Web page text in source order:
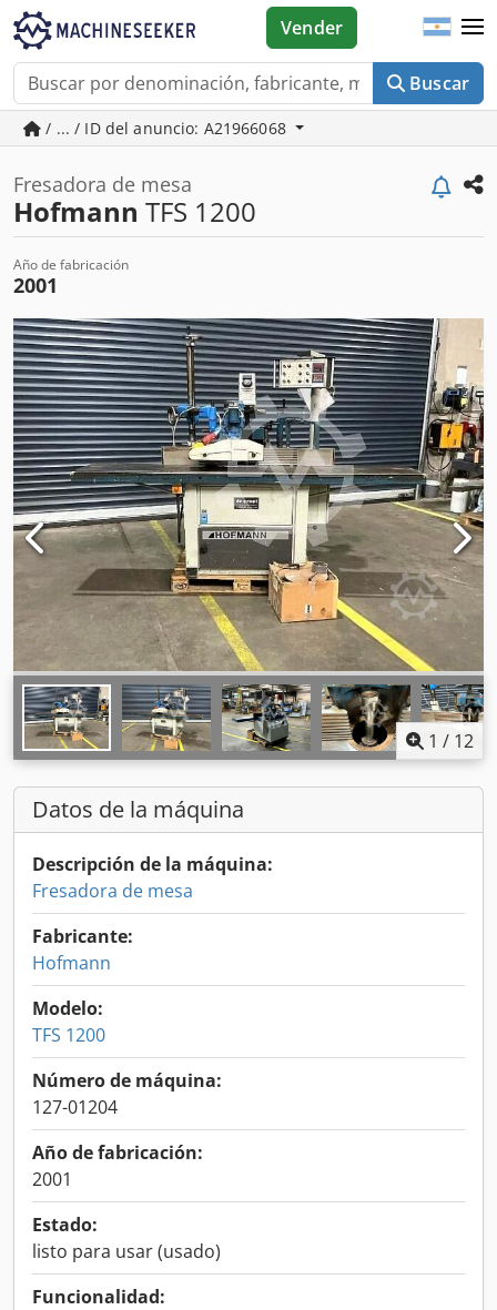
Buscar
Vender
/ ... / ID del anuncio: A21966068
Fresadora de mesa
Hofmann TFS 1200
Año de fabricación
2001
1 / 12
Datos de la máquina
Descripción de la máquina:
Fresadora de mesa
Fabricante:
Hofmann
Modelo:
TFS 1200
Número de máquina:
127-01204
Año de fabricación:
2001
Estado:
listo para usar (usado)
Funcionalidad: